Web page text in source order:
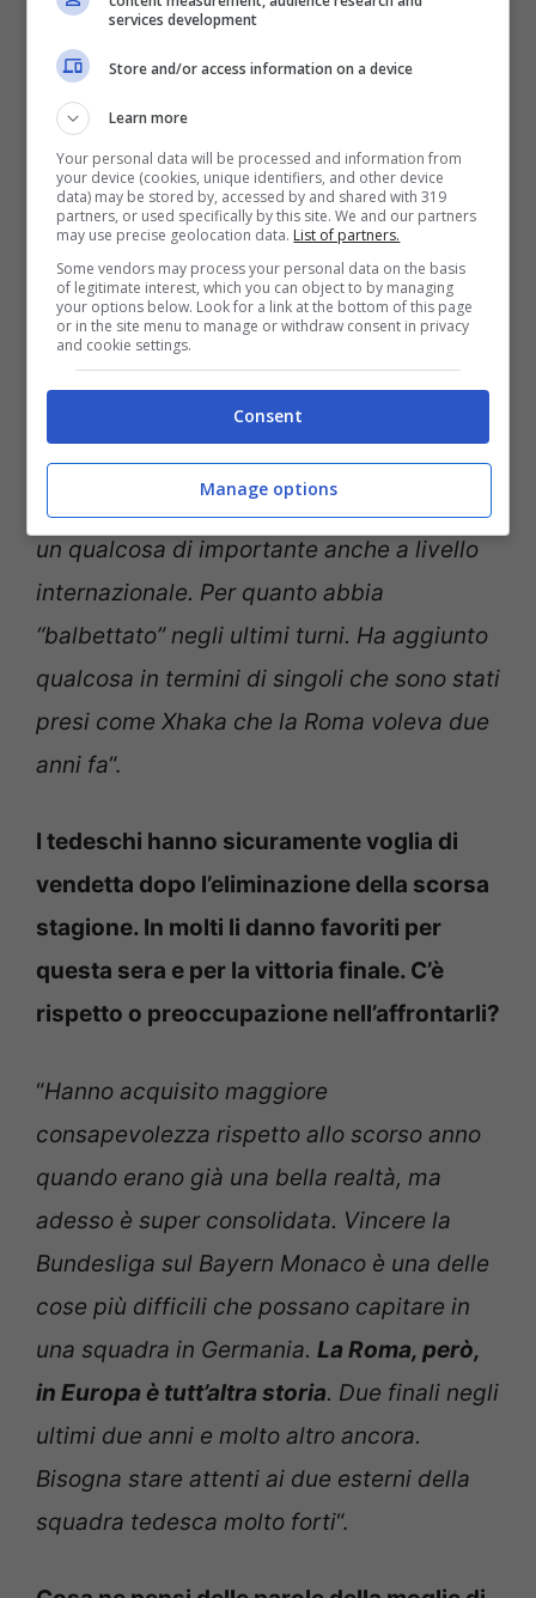
difetti strutturali della rosa. Ha pochi
giocatori da corsa a centrocampo che c’è
passati. E’ una squadra che ha imparato ad
avere una organizzazione offensiva che
permette alla squadra di creare tanto.
Magari uscirà uno 0-0, ma aspettiamo la
partita di stasera“.
Che idea ti sei fatto degli avversari?
Il Bayer è una squadra forte.Con l’arrivo
di Xabi Alonso ha dimostrato di costruire
un qualcosa di importante anche a livello
internazionale. Per quanto abbia
“balbettato” negli ultimi turni. Ha aggiunto
qualcosa in termini di singoli che sono stati
presi come Xhaka che la Roma voleva due
anni fa“.
I tedeschi hanno sicuramente voglia di
vendetta dopo l’eliminazione della scorsa
stagione. In molti li danno favoriti per
questa sera e per la vittoria finale. C’è
rispetto o preoccupazione nell’affrontarli?
“Hanno acquisito maggiore
consapevolezza rispetto allo scorso anno
quando erano già una bella realtà, ma
adesso è super consolidata. Vincere la
Bundesliga sul Bayern Monaco è una delle
cose più difficili che possano capitare in
una squadra in Germania. La Roma, però,
in Europa è tutt’altra storia. Due finali negli
ultimi due anni e molto altro ancora.
Bisogna stare attenti ai due esterni della
squadra tedesca molto forti“.
services development
Store and/or access information on a device
Learn more
Your personal data will be processed and information from
your device (cookies, unique identifiers, and other device
data) may be stored by, accessed by and shared with 319
partners, or used specifically by this site. We and our partners
may use precise geolocation data. List of partners.
Some vendors may process your personal data on the basis
of legitimate interest, which you can object to by managing
your options below. Look for a link at the bottom of this page
or in the site menu to manage or withdraw consent in privacy
and cookie settings.
Consent
Manage options